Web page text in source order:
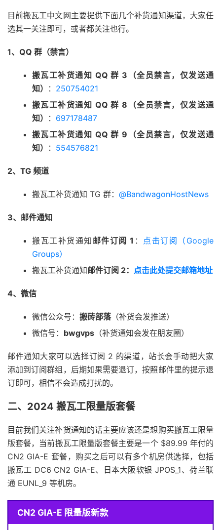
目前搬瓦工中文网主要提供下面几个补货通知渠道，大家任
选其一关注即可，或者都关注也行。
1、QQ 群（禁言）
搬瓦工补货通知 QQ 群 3（全员禁言，仅发送通
知）
： 250754021
搬瓦工补货通知 QQ 群 8（全员禁言，仅发送通
知）
： 697178487
搬瓦工补货通知 QQ 群 9（全员禁言，仅发送通
知）
： 554576821
2、TG 频道
搬瓦工补货通知 TG 群： @BandwagonHostNews
3、邮件通知
搬瓦工补货通知 邮件订阅 1 ： 点击订阅（Google
Groups）
搬瓦工补货通知邮件订阅 2： 点击此处提交邮箱地址
4、微信
微信公众号： 搬砖部落（补货会发推送）
微信号： bwgvps （补货通知会发在朋友圈）
邮件通知大家可以选择订阅 2 的渠道，站长会手动把大家
添加到订阅群组，后期如果需要退订，按照邮件里的提示退
订即可，相信不会造成打扰的。
二、2024 搬瓦工限量版套餐
目前我们关注补货通知的话主要应该还是想购买搬瓦工限量
版套餐，当前搬瓦工限量版套餐主要是一个 $89.99 年付的
CN2 GIA-E 套餐，购买之后可以有多个机房供选择，包括
搬瓦工 DC6 CN2 GIA-E、日本大阪软银 JPOS_1、荷兰联
通 EUNL_9 等机房。
CN2 GIA-E 限量版新款